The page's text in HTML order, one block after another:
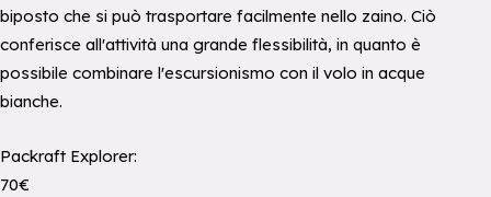
biposto che si può trasportare facilmente nello zaino. Ciò
conferisce all'attività una grande flessibilità, in quanto è
possibile combinare l'escursionismo con il volo in acque
bianche.
Packraft Explorer:
70€